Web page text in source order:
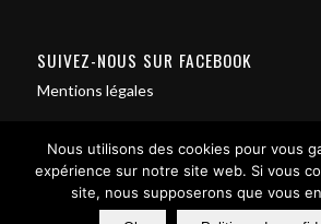
SUIVEZ-NOUS SUR FACEBOOK
Mentions légales
Nous utilisons des cookies pour vous
expérience sur notre site web. Si vous
site, nous supposerons que vous